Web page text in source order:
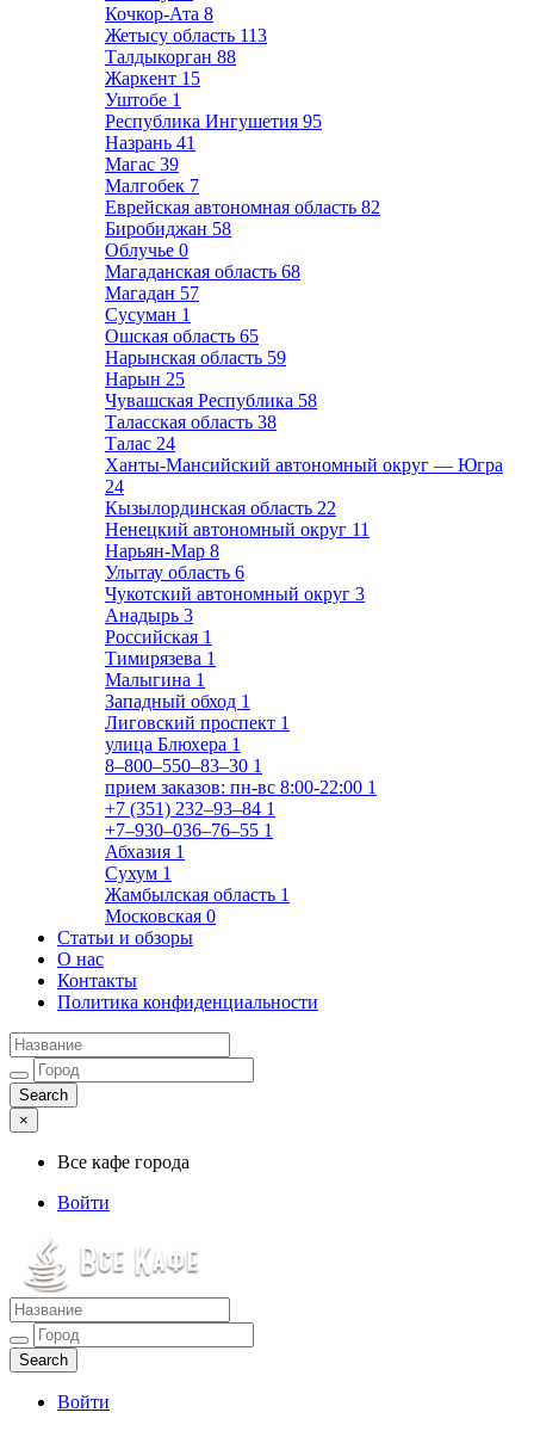
Кочкор-Ата 8
Жетысу область 113
Талдыкорган 88
Жаркент 15
Уштобе 1
Республика Ингушетия 95
Назрань 41
Магас 39
Малгобек 7
Еврейская автономная область 82
Биробиджан 58
Облучье 0
Магаданская область 68
Магадан 57
Сусуман 1
Ошская область 65
Нарынская область 59
Нарын 25
Чувашская Республика 58
Таласская область 38
Талас 24
Ханты-Мансийский автономный округ — Югра
24
Кызылординская область 22
Ненецкий автономный округ 11
Нарьян-Мар 8
Улытау область 6
Чукотский автономный округ 3
Анадырь 3
Российская 1
Тимирязева 1
Малыгина 1
Западный обход 1
Лиговский проспект 1
улица Блюхера 1
8‒800‒550‒83‒30 1
прием заказов: пн-вс 8:00-22:00 1
+7 (351) 232‒93‒84 1
+7‒930‒036‒76‒55 1
Абхазия 1
Сухум 1
Жамбылская область 1
Московская 0
Статьи и обзоры
О нас
Контакты
Политика конфиденциальности
×
Все кафе города
Войти
Все кафе города
Каталог хороших кафе
Войти